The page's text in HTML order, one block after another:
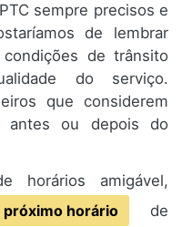
sempre precisos e
de lembrar
de trânsito
do serviço.
que considerem
antes ou depois do
horários amigável,
próximo horário
de